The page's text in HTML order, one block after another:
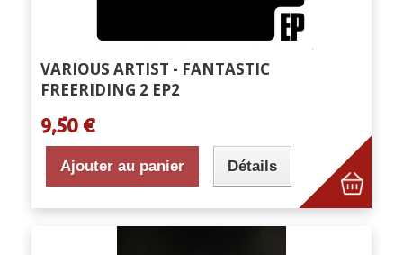
VARIOUS ARTIST - FANTASTIC
FREERIDING 2 EP2
9,50 €
Ajouter au panier Détails